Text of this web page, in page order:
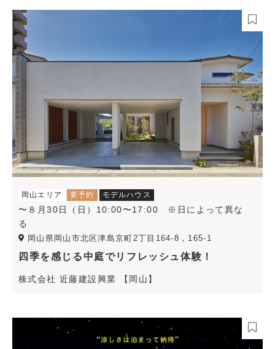
岡山エリア 要予約 モデルハウス
〜８月30日（日）10:00〜17:00 ※日によって異な
る
岡山県岡山市北区津島京町2丁目164-8，165-1
四季を感じる中庭でリフレッシュ体験！
株式会社 近藤建設興業 【岡山】